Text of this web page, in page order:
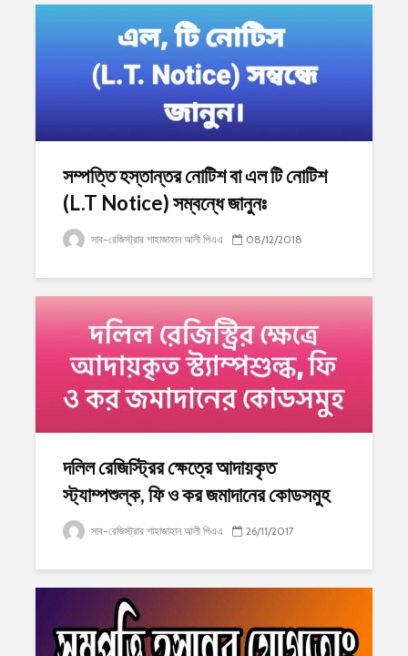
সম্পত্তি হস্তান্তর নোটিশ বা এল টি নোটিশ
(L.T Notice) সম্বন্ধে জানুনঃ
সাব-রেজিস্ট্রার শাহাজাহান আলী পিএএ 08/12/2018
দলিল রেজিস্ট্রির ক্ষেত্রে আদায়কৃত
স্ট্যাম্পশুল্ক, ফি ও কর জমাদানের কোডসমুহ
সাব-রেজিস্ট্রার শাহাজাহান আলী পিএএ 26/11/2017